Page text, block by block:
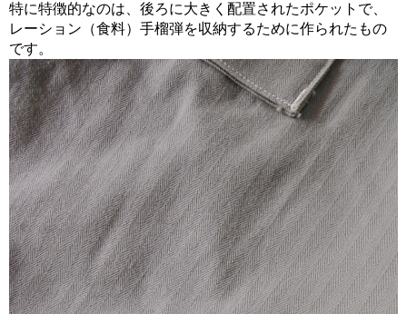
特に特徴的なのは、後ろに大きく配置されたポケットで、
レーション（食料）手榴弾を収納するために作られたもの
です。